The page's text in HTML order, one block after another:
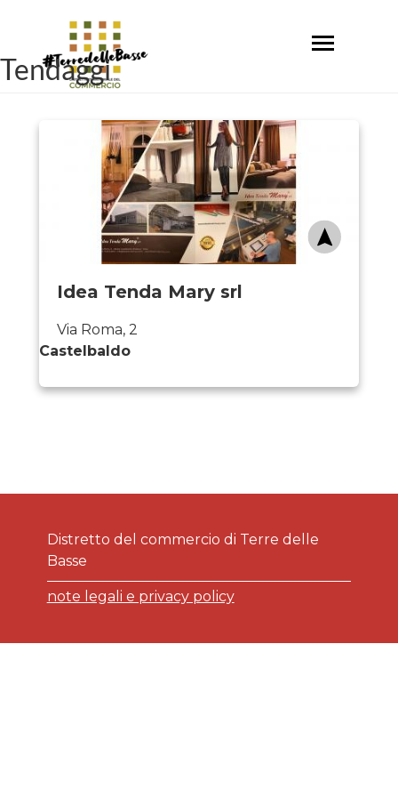
contenuto
principale
Toggle
Tendaggi
Idea Tenda Mary srl
Via Roma, 2
Castelbaldo
Distretto del commercio di Terre delle
Basse
note legali e privacy policy